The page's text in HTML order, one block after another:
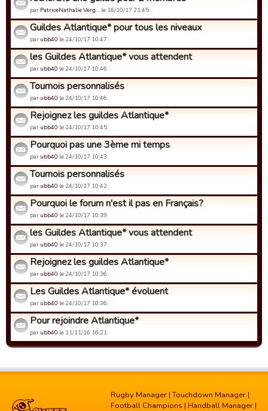
par PatriceNathalie Verg… le 16/10/17 21:45.
Guildes Atlantique* pour tous les niveaux
par ubb40 le 24/10/17 10:47.
les Guildes Atlantique* vous attendent
par ubb40 le 24/10/17 10:46.
Tournois personnalisés
par ubb40 le 24/10/17 10:46.
Rejoignez les guildes Atlantique*
par ubb40 le 24/10/17 10:45.
Pourquoi pas une 3ème mi temps
par ubb40 le 24/10/17 10:43.
Tournois personnalisés
par ubb40 le 24/10/17 10:42.
Pourquoi le forum n'est il pas en Français?
par ubb40 le 24/10/17 10:39.
les Guildes Atlantique* vous attendent
par ubb40 le 24/10/17 10:37.
Rejoignez les guildes Atlantique*
par ubb40 le 24/10/17 10:36.
Les Guildes Atlantique* évoluent
par ubb40 le 24/10/17 10:36.
Pour rejoindre Atlantique*
par ubb40 le 11/11/16 16:21.
Rugby Manager |Touchdown Manager |
Football Champions | Handball Manager |